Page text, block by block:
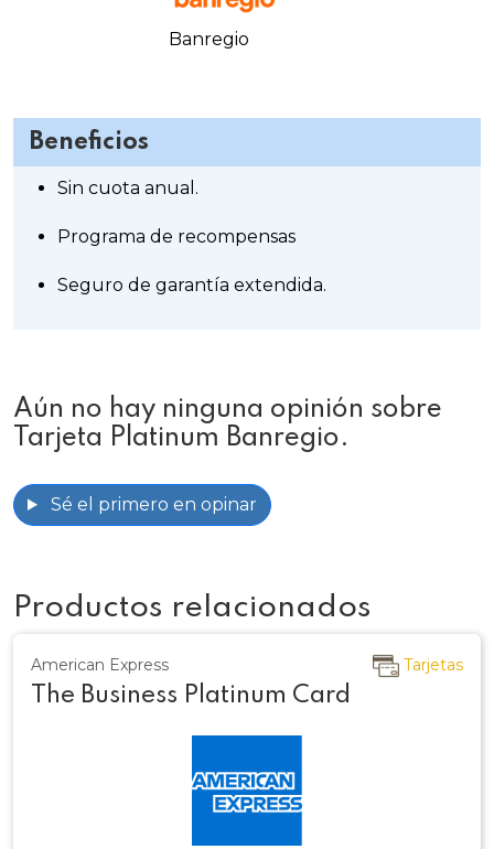
Banregio
Beneficios
Sin cuota anual.
Programa de recompensas
Seguro de garantía extendida.
Aún no hay ninguna opinión sobre
Tarjeta Platinum Banregio.
Sé el primero en opinar
Productos relacionados
American Express Tarjetas
The Business Platinum Card